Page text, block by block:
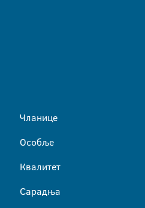
Чланице
Особље
Квалитет
Сарадња